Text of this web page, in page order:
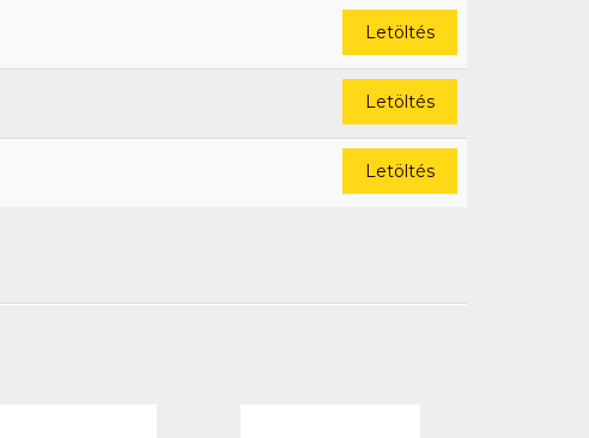
Letöltés
Letöltés
Letöltés